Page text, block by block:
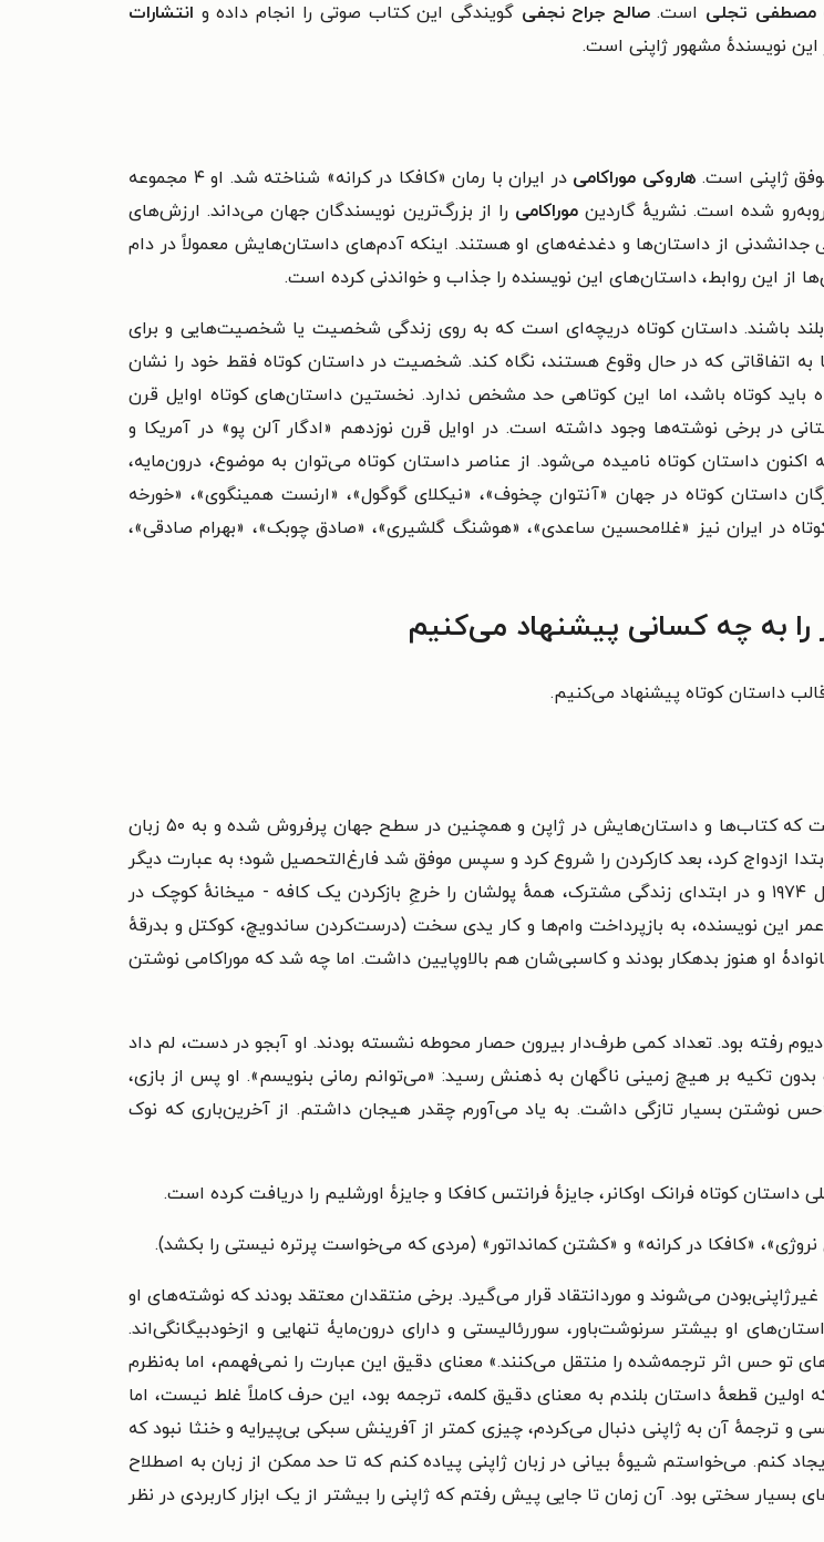
مصطفی تجلی است.صالح جراح نجفی گویندگی این کتاب صوتی را انجام داده و انتشارات
نویسندهٔ مشهور ژاپنی است.
هاروکی موراکامی
در ایران با رمان «کافکا در کرانه» شناخته شد. او ۴ مجموعه
روبه‌رو شده‌ است. نشریهٔ گاردینموراکامی را از بزرگ‌ترین نویسندگان جهان می‌داند. ارزش‌های
از داستان‌ها و دغدغه‌های او هستند. اینکه آدم‌های داستان‌هایش معمولاً در دام
از این روابط، داستان‌های این نویسنده را جذاب و خواندنی کرده‌ است.
باشند. داستان کوتاه دریچه‌ای است که به روی زندگی شخصیت یا شخصیت‌هایی و برای
اتفاقاتی که در حال وقوع هستند، نگاه کند. شخصیت در داستان کوتاه فقط خود را نشان
کوتاه باشد، اما این کوتاهی حد مشخص ندارد. نخستین داستان‌های کوتاه اوایل قرن
در برخی نوشته‌ها وجود داشته است. در اوایل قرن نوزدهم «ادگار آلن پو» در آمریکا و
اکنون داستان کوتاه نامیده می‌شود. از عناصر داستان کوتاه می‌توان به موضوع، درون‌مایه،
داستان کوتاه در جهان «آنتوان چخوف»، «نیکلای گوگول»، «ارنست همینگوی»، «خورخه
در ایران نیز «غلامحسین ساعدی»، «هوشنگ گلشیری»، «صادق چوبک»، «بهرام صادقی»،
به چه کسانی پیشنهاد می‌کنیم
داستان کوتاه پیشنهاد می‌کنیم.
در ۱۲ ژانویهٔ ۱۹۴۹ به دنیا آمد. او یک نویسندهٔ ژاپنی است که کتاب‌ها و داستان‌هایش در ژاپن و همچنین در سطح جهان پرفروش شده و به ۵۰ زبان
ازدواج کرد، بعد کارکردن را شروع کرد و سپس موفق شد فارغ‌التحصیل شود؛ به عبارت دیگر
ترتیبی که او انتخاب کرد، خلاف شیوهٔ مرسوم بود. او و همسرش در سال ۱۹۷۴ و در ابتدای زندگی مشترک، همهٔ پولشان را خرجِ بازکردن یک کافه - میخانهٔ کوچک در
این نویسنده، به بازپرداخت وام‌ها و کار یدی سخت (درست‌کردن ساندویچ، کوکتل و بدرقهٔ
او هنوز بدهکار بودند و کاسبی‌شان هم بالاوپایین داشت. اما چه شد که موراکامی نوشتن
بیس‌بال به استادیوم رفته بود. تعداد کمی طرف‌دار بیرون حصار محوطه نشسته بودند. او آبجو در دست، لم داد
بدون تکیه بر هیچ زمینی ناگهان به ذهنش رسید: «می‌توانم رمانی بنویسم». او پس از بازی،
نوشتن بسیار تازگی داشت. به یاد می‌آورم چقدر هیجان داشتم. از آخرین‌باری که نوک
داستان کوتاه فرانک اوکانر، جایزهٔ فرانتس کافکا و جایزهٔ اورشلیم را دریافت کرده است.
«کافکا در کرانه» و «کشتن کمانداتور» (مردی که می‌خواست پرتره نیستی را بکشد).
می‌شوند و موردانتقاد قرار می‌گیرد. برخی منتقدان معتقد بودند که نوشته‌های او
او بیشتر سرنوشت‌باور، سوررئالیستی و دارای درون‌مایۀ تنهایی و ازخودبیگانگی‌اند.
گفته‌اند «کارهای تو حس اثر ترجمه‌شده را منتقل می‌کنند.» معنای دقیق این عبارت را نمی‌فهمم، اما به‌نظرم
قطعهٔ داستان بلندم به معنای دقیق کلمه، ترجمه بود، این حرف کاملاً غلط نیست، اما
و ترجمهٔ آن به ژاپنی دنبال می‌کردم، چیزی کمتر از آفرینش سبکی بی‌پیرایه و خنثا نبود که
کنم. می‌خواستم شیوهٔ بیانی در زبان ژاپنی پیاده کنم که تا حد ممکن از زبان به اصطلاح
بسیار سختی بود. آن زمان تا جایی پیش رفتم که ژاپنی را بیشتر از یک ابزار کاربردی در نظر